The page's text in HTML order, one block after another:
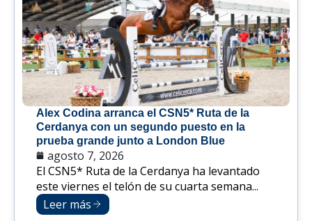
Alex Codina arranca el CSN5* Ruta de la
Cerdanya con un segundo puesto en la
prueba grande junto a London Blue
agosto 7, 2026
El CSN5* Ruta de la Cerdanya ha levantado
este viernes el telón de su cuarta semana...
Leer más